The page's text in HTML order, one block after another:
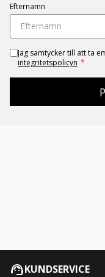
Efternamn
Jag samtycker till att ta
integritetspolicyn *
KUNDSERVICE